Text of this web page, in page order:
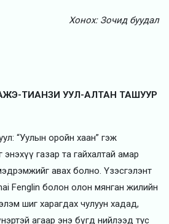
Хонох: Зочид буудал
ТИАНЗИ УУЛ-АЛТАН ТАШУУР
“Уулын оройн хаан” гэж
энэхүү газар та гайхалтай амар
авах болно. Үзэсгэлэнт
Fenglin болон олон мянган жилийн
шиг харагдах чулуун хадад,
агаар энэ бүгд нийлээд тус